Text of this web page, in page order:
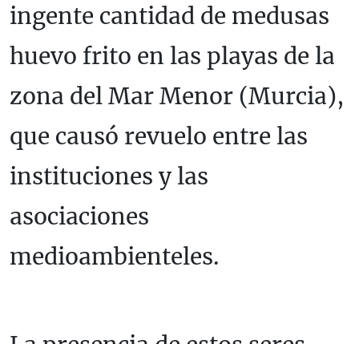
ingente cantidad de medusas
huevo frito en las playas de la
zona del Mar Menor (Murcia),
que causó revuelo entre las
instituciones y las
asociaciones
medioambienteles.